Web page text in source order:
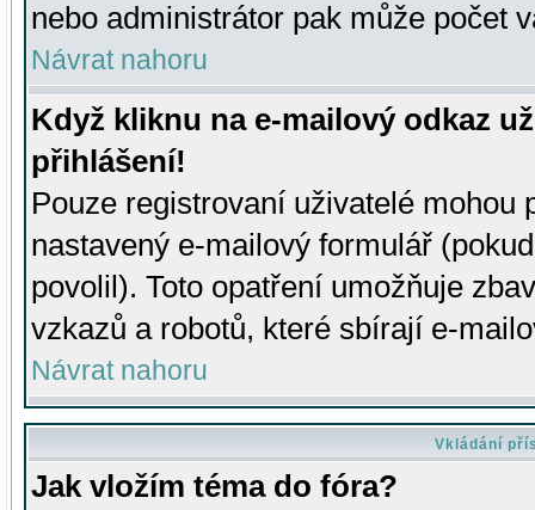
nebo administrátor pak může počet
Návrat nahoru
Když kliknu na e-mailový odkaz
přihlášení!
Pouze registrovaní uživatelé mohou
nastavený e-mailový formulář
povolil). Toto opatření umožňuje
vzkazů a robotů, které sbírají e-
Návrat nahoru
Vkládání
Jak vložím téma do fóra?